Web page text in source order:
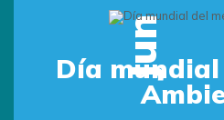
Jun
Día